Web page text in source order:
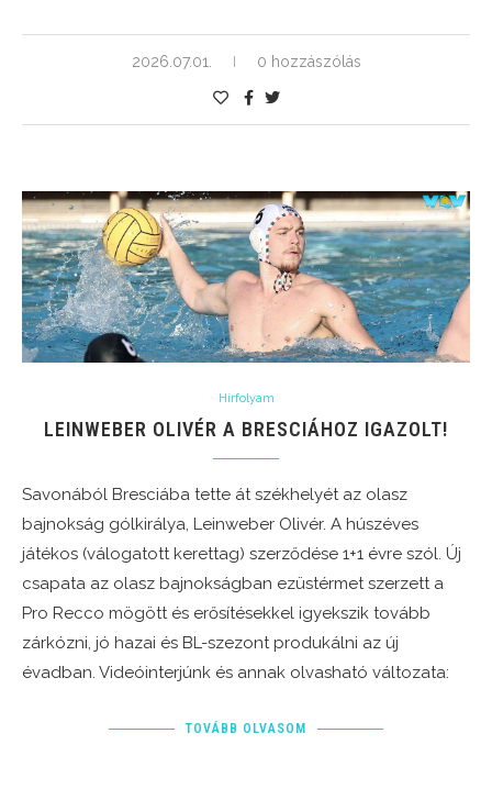
2026.07.01. 0 hozzászólás
Hírfolyam
LEINWEBER OLIVÉR A BRESCIÁHOZ IGAZOLT!
Savonából Bresciába tette át székhelyét az olasz
bajnokság gólkirálya, Leinweber Olivér. A húszéves
játékos (válogatott kerettag) szerződése 1+1 évre szól. Új
csapata az olasz bajnokságban ezüstérmet szerzett a
Pro Recco mögött és erősítésekkel igyekszik tovább
zárkózni, jó hazai és BL-szezont produkálni az új
évadban. Videóinterjúnk és annak olvasható változata:
TOVÁBB OLVASOM